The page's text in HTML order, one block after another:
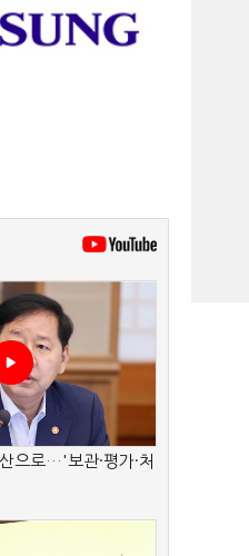
으로…'보관·평가·처